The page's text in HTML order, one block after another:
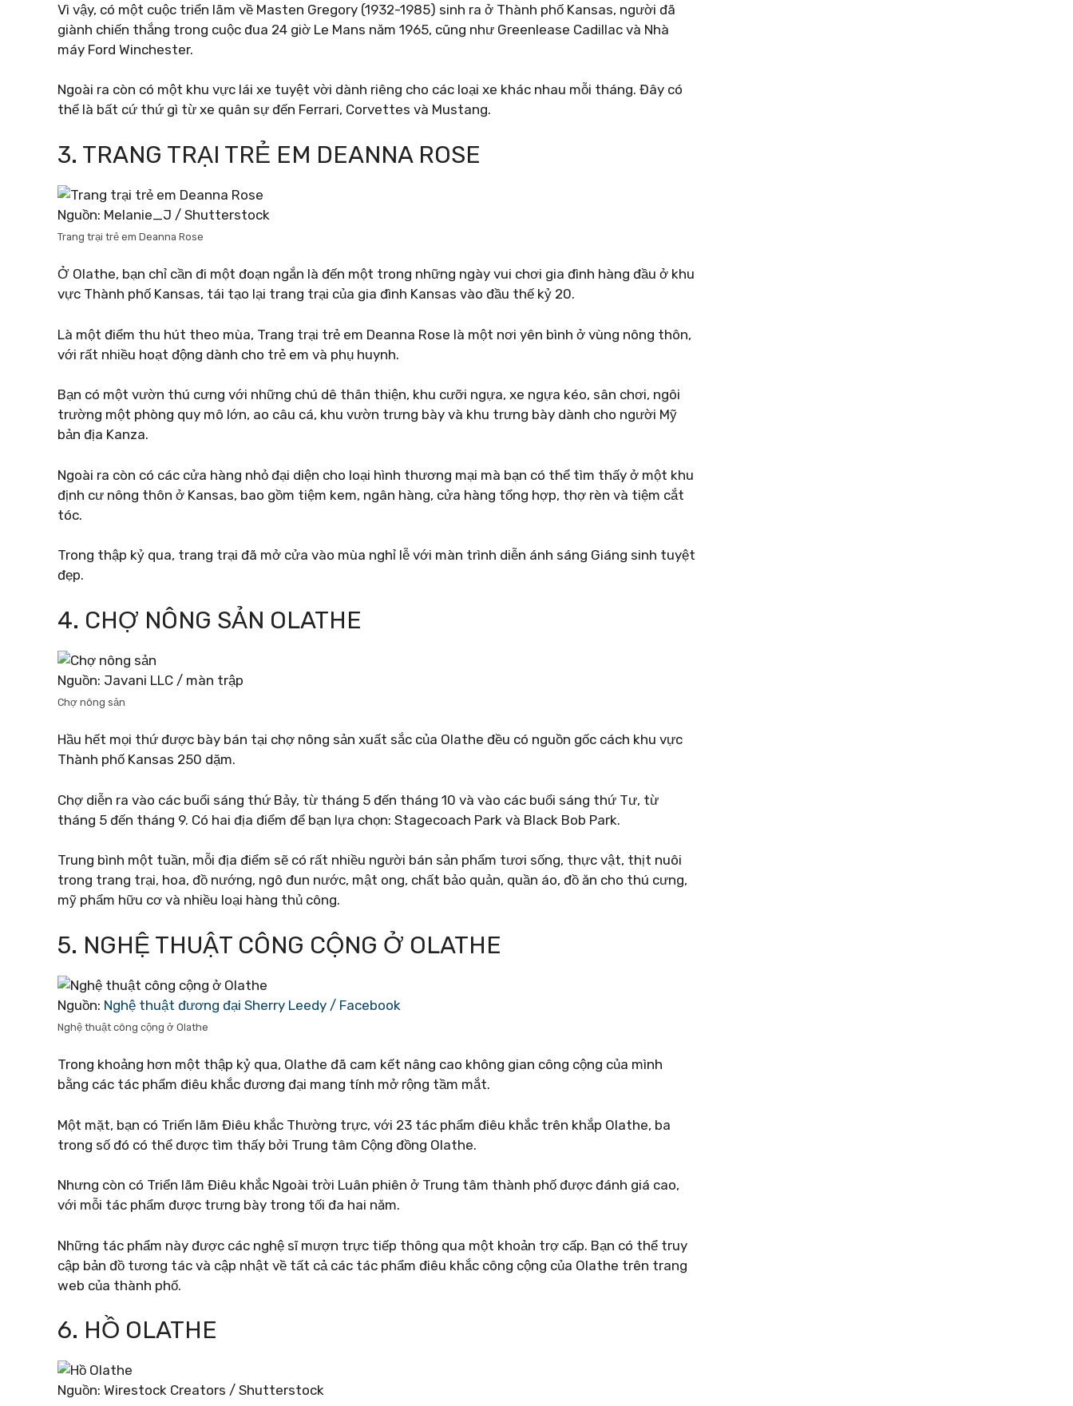
Vì vậy, có một cuộc triển lãm về Masten Gregory (1932-1985) sinh ra ở Thành phố Kansas, người đã
giành chiến thắng trong cuộc đua 24 giờ Le Mans năm 1965, cũng như Greenlease Cadillac và Nhà
máy Ford Winchester.
Ngoài ra còn có một khu vực lái xe tuyệt vời dành riêng cho các loại xe khác nhau mỗi tháng. Đây có
thể là bất cứ thứ gì từ xe quân sự đến Ferrari, Corvettes và Mustang.
3. TRANG TRẠI TRẺ EM DEANNA ROSE
Nguồn: Melanie_J / Shutterstock
Trang trại trẻ em Deanna Rose
Ở Olathe, bạn chỉ cần đi một đoạn ngắn là đến một trong những ngày vui chơi gia đình hàng đầu ở khu
vực Thành phố Kansas, tái tạo lại trang trại của gia đình Kansas vào đầu thế kỷ 20.
Là một điểm thu hút theo mùa, Trang trại trẻ em Deanna Rose là một nơi yên bình ở vùng nông thôn,
với rất nhiều hoạt động dành cho trẻ em và phụ huynh.
Bạn có một vườn thú cưng với những chú dê thân thiện, khu cưỡi ngựa, xe ngựa kéo, sân chơi, ngôi
trường một phòng quy mô lớn, ao câu cá, khu vườn trưng bày và khu trưng bày dành cho người Mỹ
bản địa Kanza.
Ngoài ra còn có các cửa hàng nhỏ đại diện cho loại hình thương mại mà bạn có thể tìm thấy ở một khu
định cư nông thôn ở Kansas, bao gồm tiệm kem, ngân hàng, cửa hàng tổng hợp, thợ rèn và tiệm cắt
tóc.
Trong thập kỷ qua, trang trại đã mở cửa vào mùa nghỉ lễ với màn trình diễn ánh sáng Giáng sinh tuyệt
đẹp.
4. CHỢ NÔNG SẢN OLATHE
Nguồn: Javani LLC / màn trập
Chợ nông sản
Hầu hết mọi thứ được bày bán tại chợ nông sản xuất sắc của Olathe đều có nguồn gốc cách khu vực
Thành phố Kansas 250 dặm.
Chợ diễn ra vào các buổi sáng thứ Bảy, từ tháng 5 đến tháng 10 và vào các buổi sáng thứ Tư, từ
tháng 5 đến tháng 9. Có hai địa điểm để bạn lựa chọn: Stagecoach Park và Black Bob Park.
Trung bình một tuần, mỗi địa điểm sẽ có rất nhiều người bán sản phẩm tươi sống, thực vật, thịt nuôi
trong trang trại, hoa, đồ nướng, ngô đun nước, mật ong, chất bảo quản, quần áo, đồ ăn cho thú cưng,
mỹ phẩm hữu cơ và nhiều loại hàng thủ công.
5. NGHỆ THUẬT CÔNG CỘNG Ở OLATHE
Nguồn: Nghệ thuật đương đại Sherry Leedy / Facebook
Nghệ thuật công cộng ở Olathe
Trong khoảng hơn một thập kỷ qua, Olathe đã cam kết nâng cao không gian công cộng của mình
bằng các tác phẩm điêu khắc đương đại mang tính mở rộng tầm mắt.
Một mặt, bạn có Triển lãm Điêu khắc Thường trực, với 23 tác phẩm điêu khắc trên khắp Olathe, ba
trong số đó có thể được tìm thấy bởi Trung tâm Cộng đồng Olathe.
Nhưng còn có Triển lãm Điêu khắc Ngoài trời Luân phiên ở Trung tâm thành phố được đánh giá cao,
với mỗi tác phẩm được trưng bày trong tối đa hai năm.
Những tác phẩm này được các nghệ sĩ mượn trực tiếp thông qua một khoản trợ cấp. Bạn có thể truy
cập bản đồ tương tác và cập nhật về tất cả các tác phẩm điêu khắc công cộng của Olathe trên trang
web của thành phố.
6. HỒ OLATHE
Nguồn: Wirestock Creators / Shutterstock